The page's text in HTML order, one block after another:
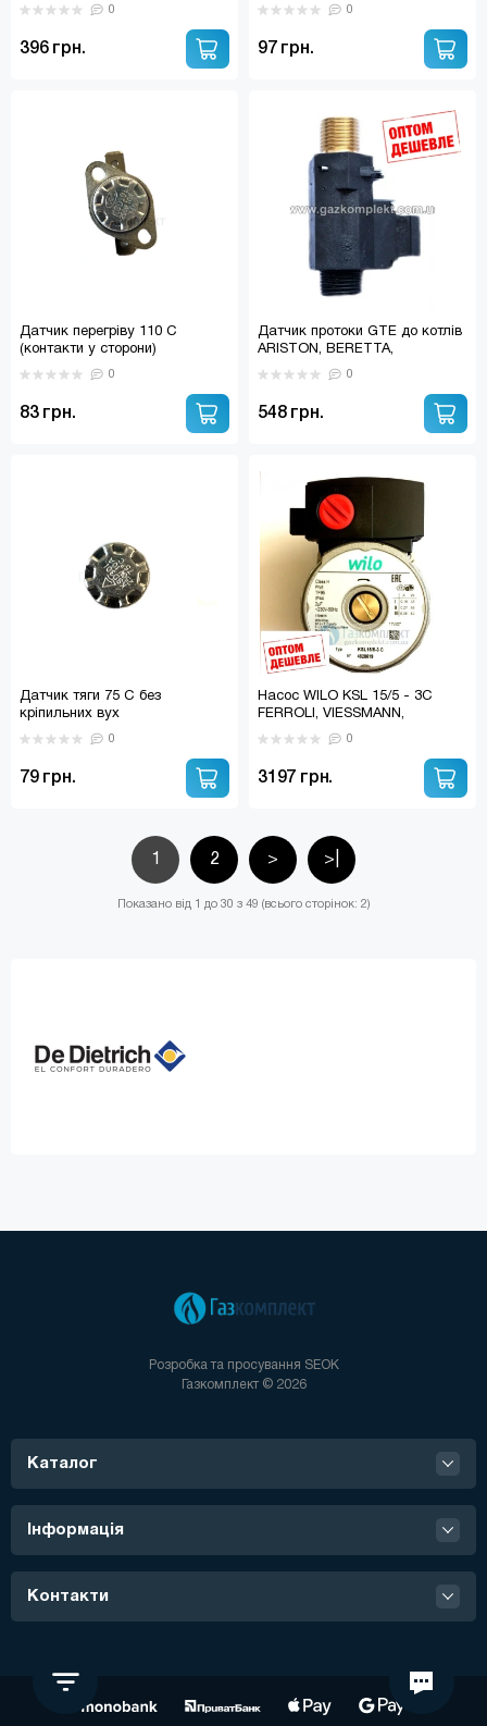
0
396 грн.
0
97 грн.
Датчик перегріву 110 С
(контакти у сторони)
0
83 грн.
Датчик протоки GTE до котлів
ARISTON, BERETTA,
IMMERGAS, FONDITAL,
TERMET 5667220 (33900001;
0
548 грн.
Датчик тяги 75 С без
кріпильних вух
0
79 грн.
Насос WILO KSL 15/5 - 3C
FERROLI, VIESSMANN,
VAILLANT, ARISTON, BIASI,
NOVA FLORIDA
0
3197 грн.
1 2 > >|
Показано від 1 до 30 з 49 (всього сторінок: 2)
Розробка та просування SEOK
Газкомплект © 2026
Каталог
Інформація
Контакти